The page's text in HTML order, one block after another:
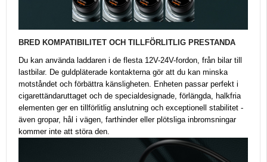
BRED KOMPATIBILITET OCH TILLFÖRLITLIG PRESTANDA
Du kan använda laddaren i de flesta 12V-24V-fordon, från bilar till
lastbilar. De guldpläterade kontakterna gör att du kan minska
motståndet och förbättra känsligheten. Enheten passar perfekt i
cigarettändaruttaget och de specialdesignade, förlängda, halkfria
elementen ger en tillförlitlig anslutning och exceptionell stabilitet -
även gropar, hål i vägen, farthinder eller plötsliga inbromsningar
kommer inte att störa den.